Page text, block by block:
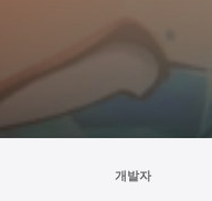
개발자